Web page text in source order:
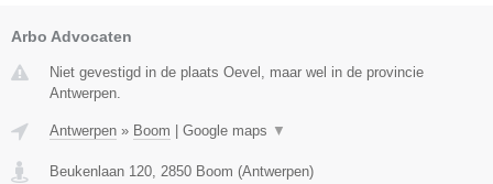
Arbo Advocaten
Niet gevestigd in de plaats Oevel, maar wel in de provincie
Antwerpen.
Antwerpen » Boom Google maps ▼
Beukenlaan 120 2850 Boom (Antwerpen)